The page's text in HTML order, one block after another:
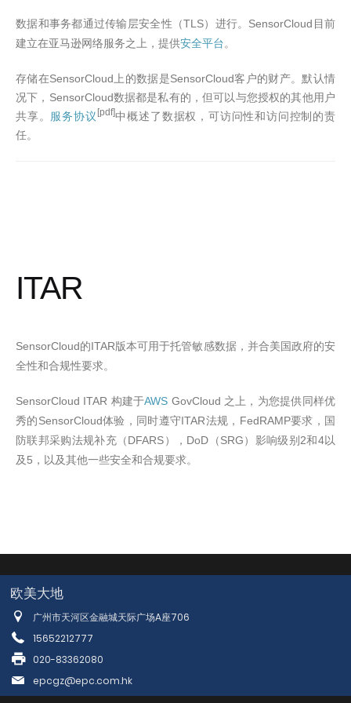
数据和事务都通过传输层安全性（TLS）进行。 SensorCloud 目前
建立在亚马逊网络服务之上，提供安全平台。
存储在SensorCloud上的数据是SensorCloud客户的财产。默认情
况下， SensorCloud数据都是私有的，但可以与您授权的其他用户
共享。 服务协议 [pdf]中概述了数据权，可访问性和访问控制的责
任。
ITAR
SensorCloud的ITAR版本可用于托管敏感数据，并合美国政府的安
全性和合规性要求。
SensorCloud ITAR 构建于AWS GovCloud 之上，为您提供同样优
秀的 SensorCloud体验，同时遵守ITAR法规， FedRAMP要求，国
防联邦采购法规补充（ DFARS ）， DoD （ SRG ）影响级别2和 4以
及 5 ，以及其他一些安全和合规要求。
欧美大地
广州市天河区金融城天际广场A座706
15652212777
020-83362080
epcgz@epc.com.hk